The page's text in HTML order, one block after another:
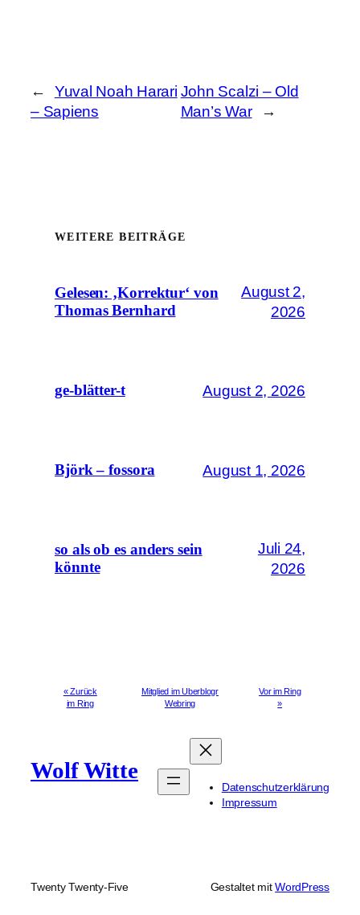
←
Yuval Noah Harari
– Sapiens
John Scalzi – Old
Man’s War
→
WEITERE BEITRÄGE
Gelesen: ‚Korrektur‘ von
Thomas Bernhard
August 2,
2026
ge-blätter-t August 2, 2026
Björk – fossora August 1, 2026
so als ob es anders sein
könnte
Juli 24,
2026
« Zurück
im Ring
Mitglied im Uberblogr
Webring
Vor im Ring
»
Wolf Witte
Datenschutzerklärung
Impressum
Twenty Twenty-Five Gestaltet mitWordPress